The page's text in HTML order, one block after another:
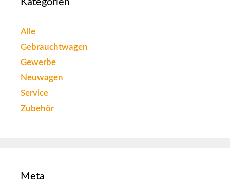
Alle
Gebrauchtwagen
Gewerbe
Neuwagen
Service
Zubehör
Meta